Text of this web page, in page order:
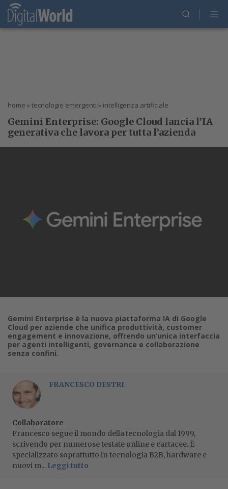
home » tecnologie emergenti » intelligenza artificiale
Gemini Enterprise: Google Cloud lancia l’IA
generativa che lavora per tutta l’azienda
Gemini Enterprise è la nuova piattaforma IA di Google
Cloud per aziende che unifica produttività, customer
engagement e innovazione, offrendo un’unica interfaccia
per agenti intelligenti, governance e collaborazione
senza confini.
FRANCESCO DESTRI
Collaboratore
Francesco segue il mondo della tecnologia dal 1999,
scrivendo per numerose testate online e cartacee. È
specializzato soprattutto in tecnologia B2B, hardware e
nuovi m... Leggi tutto